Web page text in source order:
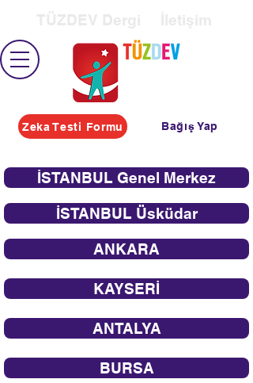
Zeka Testi Formu Bağış Yap
İSTANBUL Genel Merkez
İSTANBUL Üsküdar
ANKARA
KAYSERİ
ANTALYA
BURSA